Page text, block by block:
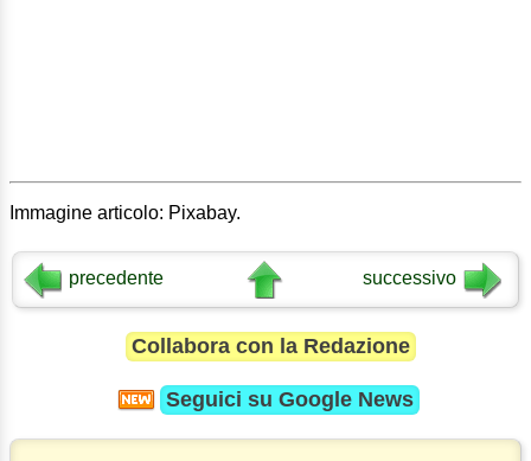
Immagine articolo: Pixabay.
precedente successivo
Collabora con la Redazione
Seguici su Google News